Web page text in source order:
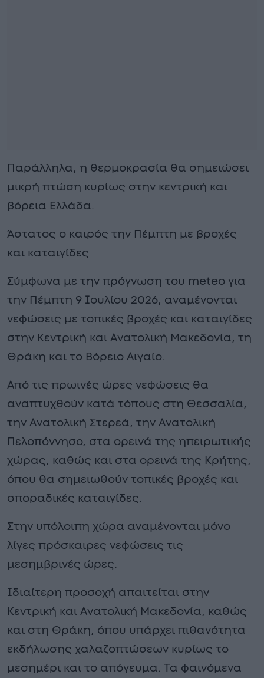
Παράλληλα, η θερμοκρασία θα σημειώσει
μικρή πτώση κυρίως στην κεντρική και
βόρεια Ελλάδα.
Άστατος ο καιρός την Πέμπτη με βροχές
και καταιγίδες
Σύμφωνα με την πρόγνωση του meteo για
την Πέμπτη 9 Ιουλίου 2026, αναμένονται
νεφώσεις με τοπικές βροχές και καταιγίδες
στην Κεντρική και Ανατολική Μακεδονία, τη
Θράκη και το Βόρειο Αιγαίο.
Από τις πρωινές ώρες νεφώσεις θα
αναπτυχθούν κατά τόπους στη Θεσσαλία,
την Ανατολική Στερεά, την Ανατολική
Πελοπόννησο, στα ορεινά της ηπειρωτικής
χώρας, καθώς και στα ορεινά της Κρήτης,
όπου θα σημειωθούν τοπικές βροχές και
σποραδικές καταιγίδες.
Στην υπόλοιπη χώρα αναμένονται μόνο
λίγες πρόσκαιρες νεφώσεις τις
μεσημβρινές ώρες.
Ιδιαίτερη προσοχή απαιτείται στην
Κεντρική και Ανατολική Μακεδονία, καθώς
και στη Θράκη, όπου υπάρχει πιθανότητα
εκδήλωσης χαλαζοπτώσεων κυρίως το
μεσημέρι και το απόγευμα. Τα φαινόμενα